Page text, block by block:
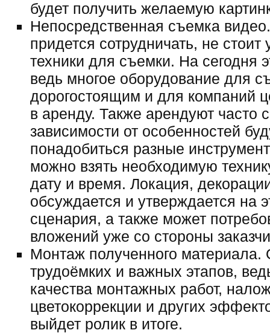
будет получить желаемую
Непосредственная съемка
придется сотрудничать, не
техники для съемки. На сегодня
ведь многое оборудование для
дорогостоящим и для компаний
в аренду. Также арендуют часто
зависимости от особенностей
понадобиться разные
можно взять необходимую
дату и время. Локация,
обсуждается и утверждается на
сценария, а также может
вложений уже со стороны
Монтаж полученного
трудоёмких и важных этапов,
качества монтажных работ,
цветокоррекции и других
выйдет ролик в итоге.